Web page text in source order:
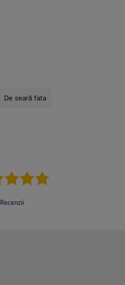
De seară fata
Recenzii